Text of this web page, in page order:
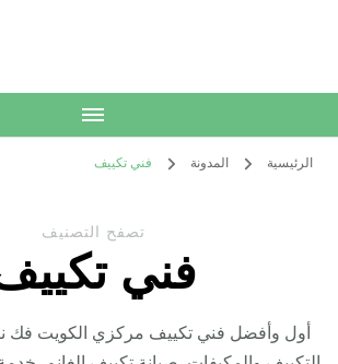
الرئيسية المدونة فني تكييف
تصفح التصنيف
فني
أول وأفضل فني تكييف مركزي الكويت فك